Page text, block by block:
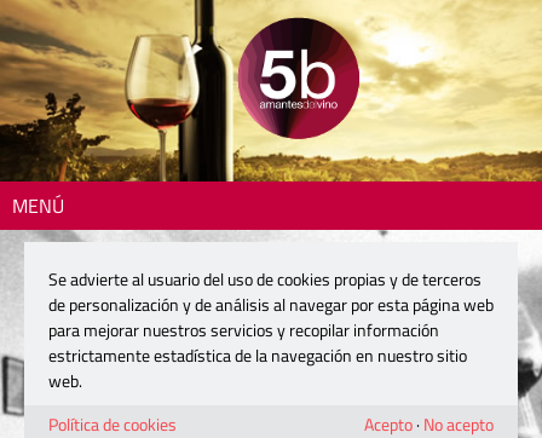
MENÚ
Se advierte al usuario del uso de cookies propias y de terceros
de personalización y de análisis al navegar por esta página web
para mejorar nuestros servicios y recopilar información
estrictamente estadística de la navegación en nuestro sitio
web.
Política de cookies
Acepto· No acepto